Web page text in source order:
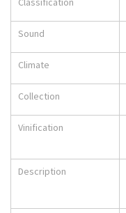
Sound
Climate
Collection
Vinification
Description